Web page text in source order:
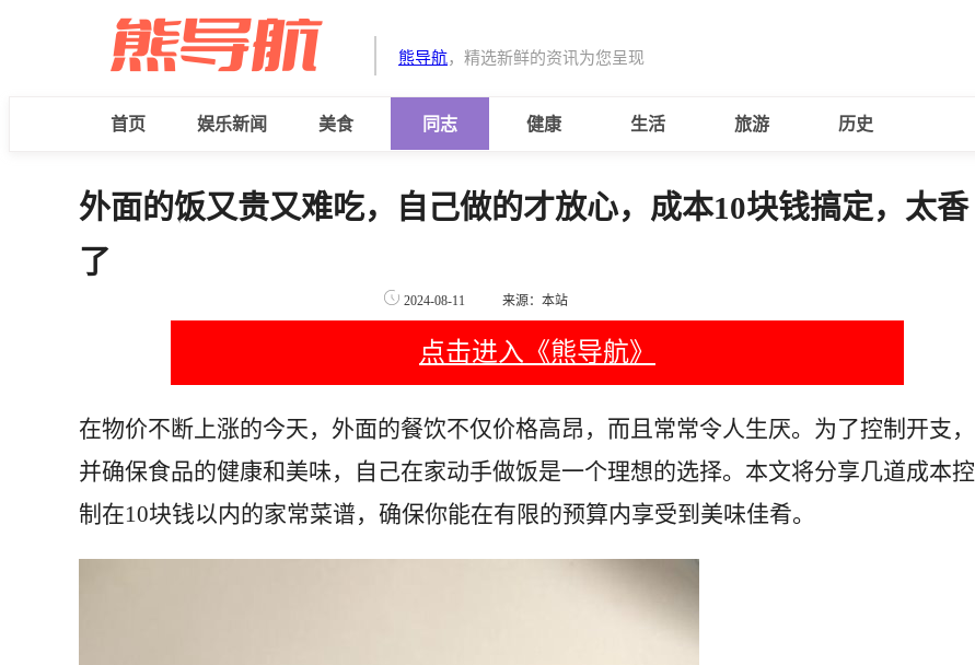
熊导航，精选新鲜的资讯为您呈现
首页 娱乐新闻 美食 同志 健康 生活 旅游 历史
外面的饭又贵又难吃，自己做的才放心，成本10块钱搞定，太香
了
2024-08-11 来源：本站
点击进入《熊导航》
在物价不断上涨的今天，外面的餐饮不仅价格高昂，而且常常令人生厌。为了控制开支，
并确保食品的健康和美味，自己在家动手做饭是一个理想的选择。本文将分享几道成本控
制在10块钱以内的家常菜谱，确保你能在有限的预算内享受到美味佳肴。